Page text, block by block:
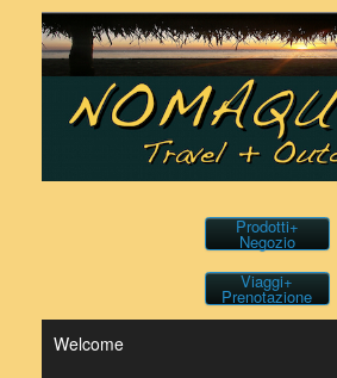
contenuto
Prodotti+
Negozio
Viaggi+
Prenotazione
Welcome